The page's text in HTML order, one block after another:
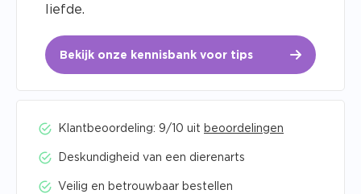
liefde.
Bekijk onze kennisbank voor tips
Klantbeoordeling: 9/10 uit beoordelingen
Deskundigheid van een dierenarts
Veilig en betrouwbaar bestellen